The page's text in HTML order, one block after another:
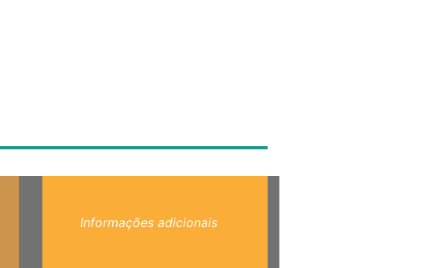
Informações adicionais